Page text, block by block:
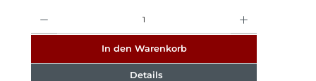
In den Warenkorb
Details